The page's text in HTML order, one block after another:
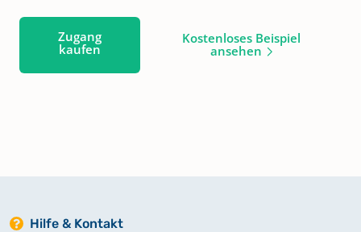
Zugang
kaufen
Kostenloses Beispiel
ansehen
Hilfe & Kontakt